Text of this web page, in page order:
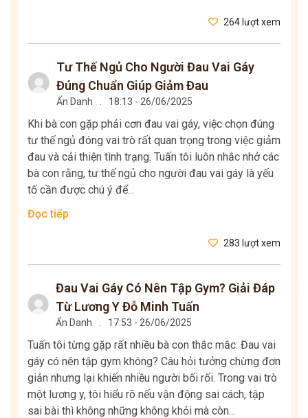
264 lượt xem
Tư Thế Ngủ Cho Người Đau Vai Gáy
Đúng Chuẩn Giúp Giảm Đau
Ẩn Danh 18:13 - 26/06/2025
Khi bà con gặp phải cơn đau vai gáy, việc chọn đúng
tư thế ngủ đóng vai trò rất quan trọng trong việc giảm
đau và cải thiện tình trạng. Tuấn tôi luôn nhắc nhở các
bà con rằng, tư thế ngủ cho người đau vai gáy là yếu
tố cần được chú ý để...
Đọc tiếp
283 lượt xem
Đau Vai Gáy Có Nên Tập Gym? Giải Đáp
Từ Lương Y Đỗ Minh Tuấn
Ẩn Danh 17:53 - 26/06/2025
Tuấn tôi từng gặp rất nhiều bà con thắc mắc: Đau vai
gáy có nên tập gym không? Câu hỏi tưởng chừng đơn
giản nhưng lại khiến nhiều người bối rối. Trong vai trò
một lương y, tôi hiểu rõ nếu vận động sai cách, tập
sai bài thì không những không khỏi mà còn...